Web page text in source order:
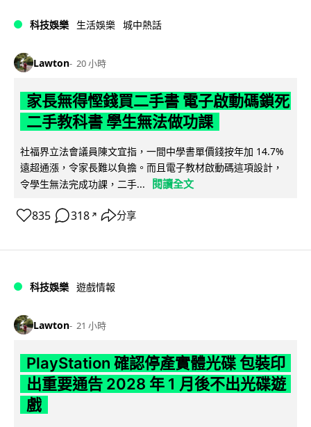
科技娛樂 生活娛樂 城中熱話
Lawton 20 小時
家長無得慳錢買二手書 電子啟動碼鎖死
二手教科書 學生無法做功課
社福界立法會議員陳文宜指，一間中學書單價錢按年加 14.7%
遠超通漲，令家長難以負擔。而且電子教材啟動碼這項設計，
令學生無法完成功課，二手...
閱讀全文
835 318 ↗ 分享
科技娛樂 遊戲情報
Lawton 21 小時
PlayStation 確認停產實體光碟 包裝印
出重要通告 2028 年 1 月後不出光碟遊
戲